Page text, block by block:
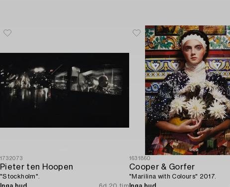
1732073
Pieter ten Hoopen
"Stockholm".
1631860
Cooper & Gorfer
"Marilina with Colours" 2017.